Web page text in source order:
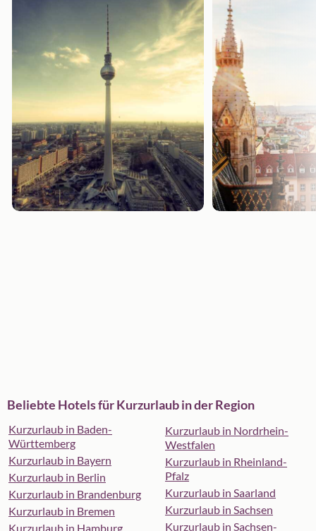
Beliebte Hotels für Kurzurlaub in der Region
Kurzurlaub in Baden-
Württemberg
Kurzurlaub in Bayern
Kurzurlaub in Berlin
Kurzurlaub in Brandenburg
Kurzurlaub in Bremen
Kurzurlaub in Hamburg
Kurzurlaub in Nordrhein-
Westfalen
Kurzurlaub in Rheinland-
Pfalz
Kurzurlaub in Saarland
Kurzurlaub in Sachsen
Kurzurlaub in Sachsen-